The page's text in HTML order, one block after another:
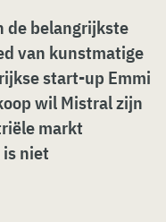
de belangrijkste
van kunstmatige
start-up Emmi
wil Mistral zijn
markt
niet